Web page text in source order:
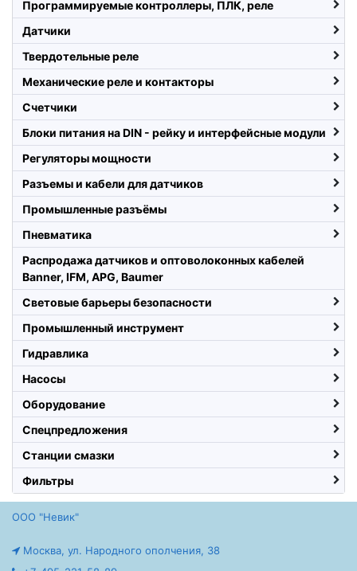
Программируемые контроллеры, ПЛК, реле
Датчики
Твердотельные реле
Механические реле и контакторы
Счетчики
Блоки питания на DIN - рейку и интерфейсные модули
Регуляторы мощности
Разъемы и кабели для датчиков
Промышленные разъёмы
Пневматика
Распродажа датчиков и оптоволоконных кабелей
Banner, IFM, APG, Baumer
Световые барьеры безопасности
Промышленный инструмент
Гидравлика
Насосы
Оборудование
Спецпредложения
Станции смазки
Фильтры
ООО "Невик"
Москва, ул. Народного ополчения, 38